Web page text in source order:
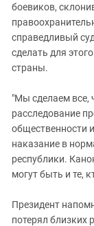
боевиков,
справедливый
сделать для
страны.
"Мы сделаем все,
расследование
общественности
наказание в
республики.
могут быть и те,
Президент
потерял близких